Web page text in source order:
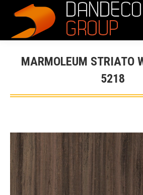
MARMOLEUM STRIATO
5218